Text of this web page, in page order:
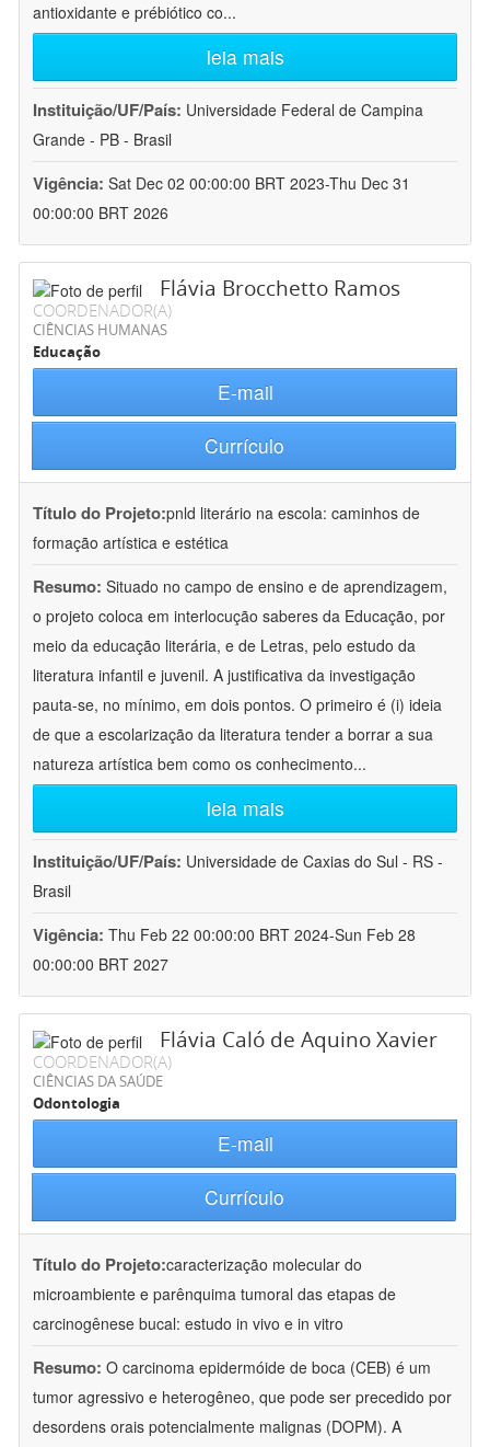
antioxidante e prébiótico co...
leia mais
Instituição/UF/País: Universidade Federal de Campina
Grande - PB - Brasil
Vigência: Sat Dec 02 00:00:00 BRT 2023-Thu Dec 31
00:00:00 BRT 2026
Flávia Brocchetto Ramos
COORDENADOR(A)
CIÊNCIAS HUMANAS
Educação
E-mail
Currículo
Título do Projeto:pnld literário na escola: caminhos de
formação artística e estética
Resumo: Situado no campo de ensino e de aprendizagem,
o projeto coloca em interlocução saberes da Educação, por
meio da educação literária, e de Letras, pelo estudo da
literatura infantil e juvenil. A justificativa da investigação
pauta-se, no mínimo, em dois pontos. O primeiro é (i) ideia
de que a escolarização da literatura tender a borrar a sua
natureza artística bem como os conhecimento...
leia mais
Instituição/UF/País: Universidade de Caxias do Sul - RS -
Brasil
Vigência: Thu Feb 22 00:00:00 BRT 2024-Sun Feb 28
00:00:00 BRT 2027
Flávia Caló de Aquino Xavier
COORDENADOR(A)
CIÊNCIAS DA SAÚDE
Odontologia
E-mail
Currículo
Título do Projeto:caracterização molecular do
microambiente e parênquima tumoral das etapas de
carcinogênese bucal: estudo in vivo e in vitro
Resumo: O carcinoma epidermóide de boca (CEB) é um
tumor agressivo e heterogêneo, que pode ser precedido por
desordens orais potencialmente malignas (DOPM). A